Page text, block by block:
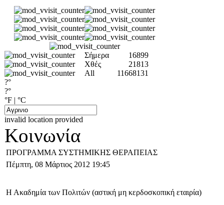
Σήμερα
16899
Χθές
21813
All
11668131
?°
?°
°F | °C
invalid location provided
Κοινωνία
ΠΡΟΓΡΑΜΜΑ ΣΥΣΤΗΜΙΚΗΣ ΘΕΡΑΠΕΙΑΣ
Πέμπτη, 08 Μάρτιος 2012 19:45
Η Ακαδημία των Πολιτών (αστική μη κερδοσκοπική εταιρία)